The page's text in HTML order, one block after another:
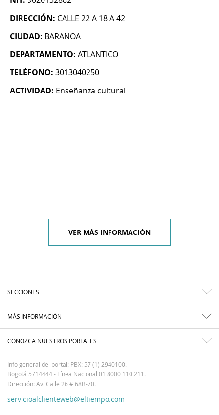
DIRECCIÓN: CALLE 22 A 18 A 42
CIUDAD: BARANOA
DEPARTAMENTO: ATLANTICO
TELÉFONO: 3013040250
ACTIVIDAD: Enseñanza cultural
VER MÁS INFORMACIÓN
SECCIONES
MÁS INFORMACIÓN
CONOZCA NUESTROS PORTALES
Info general del portal: PBX: 57 (1) 2940100.
Bogotá 5714444 - Línea Nacional 01 8000 110 211.
Dirección: Av. Calle 26 # 68B-70.
servicioalclienteweb@eltiempo.com